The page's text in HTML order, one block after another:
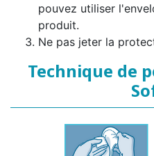
pouvez utiliser
produit.
Ne pas jeter la
Technique de